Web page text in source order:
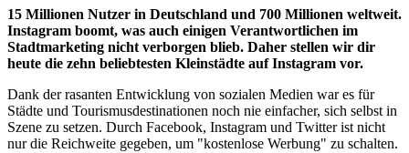
15 Millionen Nutzer in Deutschland und 700 Millionen weltweit.
Instagram boomt, was auch einigen Verantwortlichen im
Stadtmarketing nicht verborgen blieb. Daher stellen wir dir
heute die zehn beliebtesten Kleinstädte auf Instagram vor.
Dank der rasanten Entwicklung von sozialen Medien war es für
Städte und Tourismusdestinationen noch nie einfacher, sich selbst in
Szene zu setzen. Durch Facebook, Instagram und Twitter ist nicht
nur die Reichweite gegeben, um "kostenlose Werbung" zu schalten.